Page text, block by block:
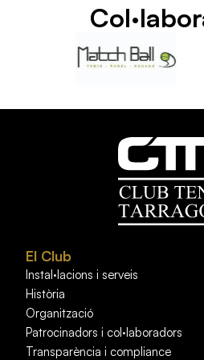
El Club
Instal·lacions i serveis
Història
Organització
Patrocinadors i col·laboradors
Transparència i compliance